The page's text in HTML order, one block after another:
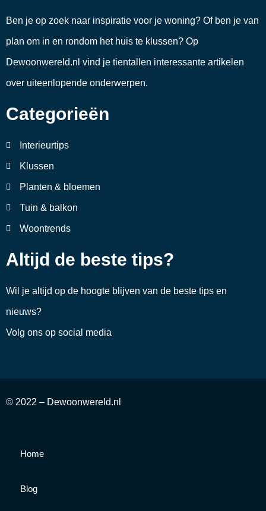
Ben je op zoek naar inspiratie voor je woning? Of ben je van
plan om in en rondom het huis te klussen? Op
Dewoonwereld.nl vind je tientallen interessante artikelen
over uiteenlopende onderwerpen.
Categorieën
Interieurtips
Klussen
Planten & bloemen
Tuin & balkon
Woontrends
Altijd de beste tips?
Wil je altijd op de hoogte blijven van de beste tips en
nieuws?
Volg ons op social media
© 2022 – Dewoonwereld.nl
Home
Blog